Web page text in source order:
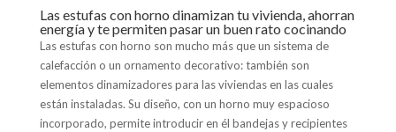
Las estufas con horno dinamizan tu vivienda, ahorran
energía y te permiten pasar un buen rato cocinando
Las estufas con horno son mucho más que un sistema de
calefacción o un ornamento decorativo: también son
elementos dinamizadores para las viviendas en las cuales
están instaladas. Su diseño, con un horno muy espacioso
incorporado, permite introducir en él bandejas y recipientes